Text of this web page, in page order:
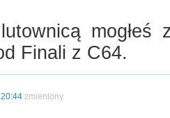
Finali z C64.
zmieniony